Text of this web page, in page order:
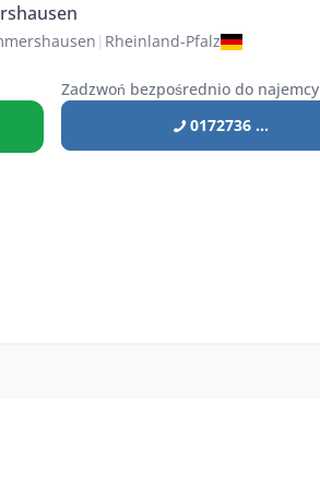
| Rheinland-Pfalz
Zadzwoń bezpośrednio do najemcy
0172736 ...